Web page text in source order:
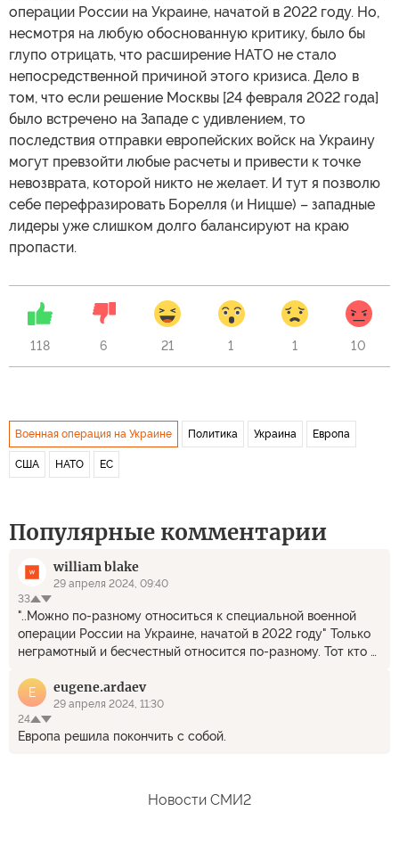
операции России на Украине, начатой в 2022 году. Но,
несмотря на любую обоснованную критику, было бы
глупо отрицать, что расширение НАТО не стало
непосредственной причиной этого кризиса. Дело в
том, что если решение Москвы [24 февраля 2022 года]
было встречено на Западе с удивлением, то
последствия отправки европейских войск на Украину
могут превзойти любые расчеты и привести к точке
невозврата, которой никто не желает. И тут я позволю
себе перефразировать Борелля (и Ницше) – западные
лидеры уже слишком долго балансируют на краю
пропасти.
118 6 21 1 1 10
Военная операция на Украине Политика Украина Европа
США НАТО ЕС
Популярные комментарии
william blake
29 апреля 2024, 09:40
33
"..Можно по-разному относиться к специальной военной
операции России на Украине, начатой в 2022 году" Только
неграмотный и бесчестный относится по-разному. Тот кто в
что Россия вынуждена защищаться и её терпение было
беспримерно.
E eugene.ardaev
29 апреля 2024, 11:30
24
Европа решила покончить с собой.
Новости СМИ2